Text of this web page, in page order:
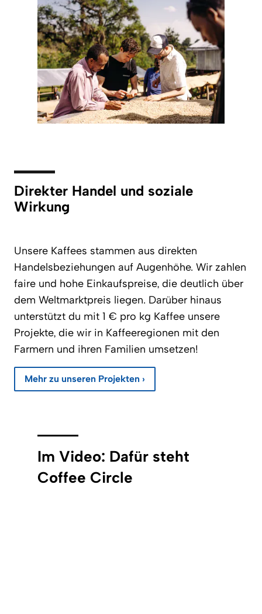
Direkter Handel und soziale
Wirkung
Unsere Kaffees stammen aus direkten
Handelsbeziehungen auf Augenhöhe. Wir zahlen
faire und hohe Einkaufspreise, die deutlich über
dem Weltmarktpreis liegen. Darüber hinaus
unterstützt du mit 1 € pro kg Kaffee unsere
Projekte, die wir in Kaffeeregionen mit den
Farmern und ihren Familien umsetzen!
Mehr zu unseren Projekten ›
Im Video: Dafür steht
Coffee Circle